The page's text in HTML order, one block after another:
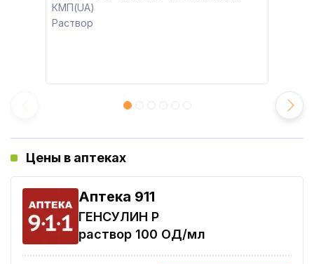
КМП(UA)
Раствор
Цены в аптеках
Aптека 911
ГЕНСУЛИН Р
раствор 100 ОД/мл